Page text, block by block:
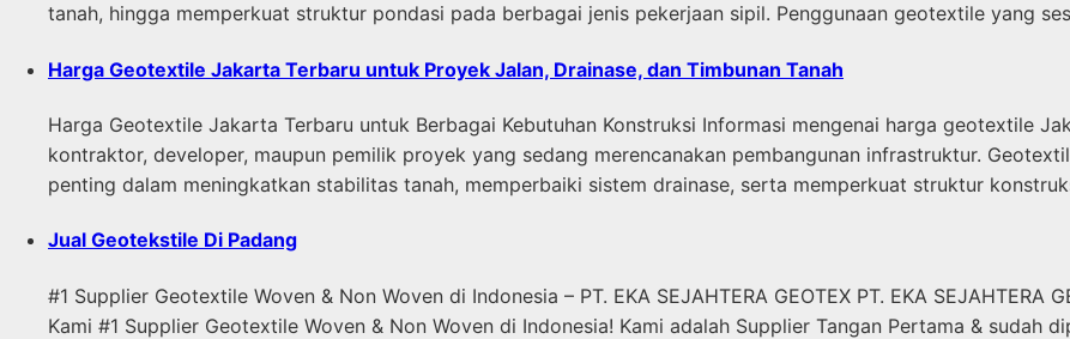
tanah, hingga memperkuat struktur pondasi pada berbagai jenis pekerjaan sipil. Penggunaan geotextile yang
Harga Geotextile Jakarta Terbaru untuk Proyek Jalan, Drainase, dan Timbunan Tanah
Harga Geotextile Jakarta Terbaru untuk Berbagai Kebutuhan Konstruksi Informasi mengenai harga geotextile
kontraktor, developer, maupun pemilik proyek yang sedang merencanakan pembangunan infrastruktur.
penting dalam meningkatkan stabilitas tanah, memperbaiki sistem drainase, serta memperkuat struktur
Jual Geotekstile Di Padang
#1 Supplier Geotextile Woven & Non Woven di Indonesia – PT. EKA SEJAHTERA GEOTEX PT. EKA SEJAHTERA
Kami #1 Supplier Geotextile Woven & Non Woven di Indonesia! Kami adalah Supplier Tangan Pertama & sudah